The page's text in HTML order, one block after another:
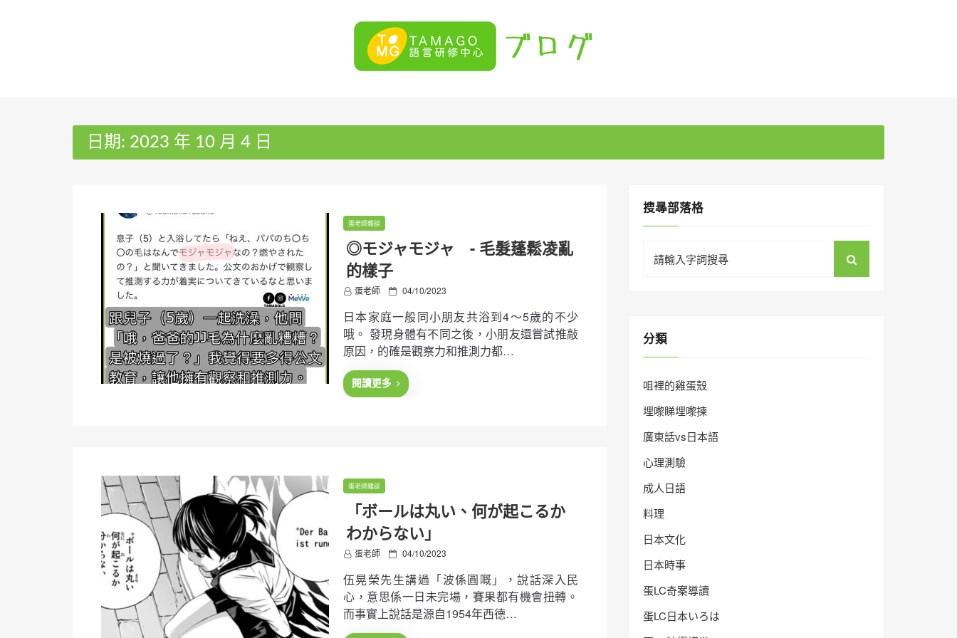
日期: 2023 年 10 月 4 日
蛋老師雜談
◎モジャモジャ - 毛髮蓬鬆凌亂
的樣子
蛋老師
P
s
t
e
d
n
04/10/2023
日本家庭一般同小朋友共浴到4～5歲的不少
哦。 發現身體有不同之後，小朋友還嘗試推敲
原因，的確是觀察力和推測力都…
閱讀更多
蛋老師雜談
「ボールは丸い、何が起こるか
わからない」
蛋老師
P
s
t
e
d
04/10/2023
伍晃榮先生講過「波係圓嘅」，說話深入民
心，意思係一日未完場，賽果都有機會扭轉。
而事實上說話是源自1954年西德…
搜㝷部落格
for:
分類
咀裡的雞蛋殼
埋嚟睇埋嚟揀
廣東話vs日本語
心理測驗
成人日語
料理
日本文化
日本時事
蛋LC奇案導讀
蛋LC日本いろは